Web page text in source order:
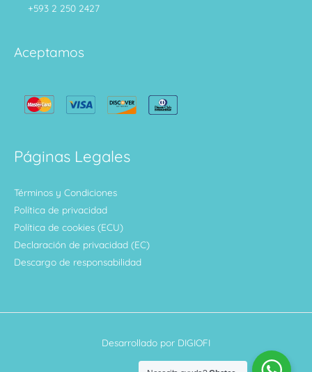
+593 2 250 2427
Aceptamos
Páginas Legales
Términos y Condiciones
Política de privacidad
Política de cookies (ECU)
Declaración de privacidad (EC)
Descargo de responsabilidad
Desarrollado por DIGIOFI